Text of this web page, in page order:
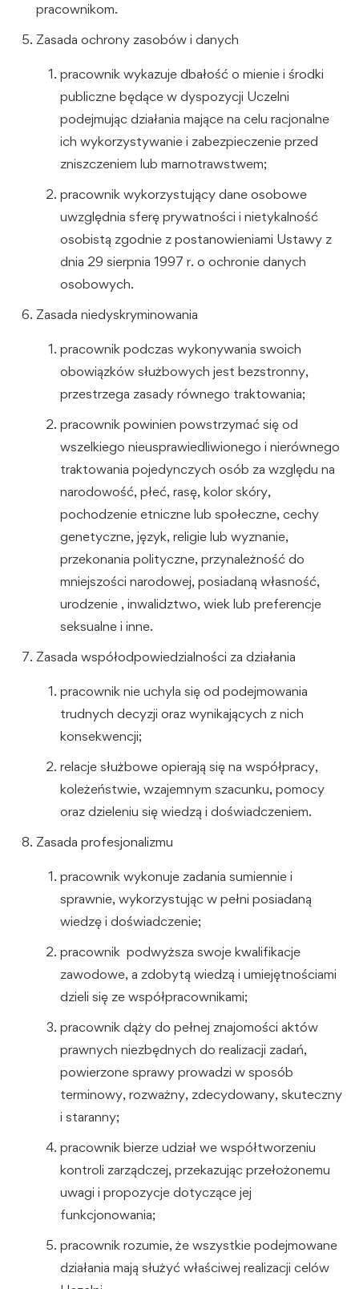
pracownikom.
Zasada ochrony zasobów i danych
pracownik wykazuje dbałość o mienie i środki
publiczne będące w dyspozycji Uczelni
podejmując działania mające na celu racjonalne
ich wykorzystywanie i zabezpieczenie przed
zniszczeniem lub marnotrawstwem;
pracownik wykorzystujący dane osobowe
uwzględnia sferę prywatności i nietykalność
osobistą zgodnie z postanowieniami Ustawy z
dnia 29 sierpnia 1997 r. o ochronie danych
osobowych.
Zasada niedyskryminowania
pracownik podczas wykonywania swoich
obowiązków służbowych jest bezstronny,
przestrzega zasady równego traktowania;
pracownik powinien powstrzymać się od
wszelkiego nieusprawiedliwionego i nierównego
traktowania pojedynczych osób za względu na
narodowość, płeć, rasę, kolor skóry,
pochodzenie etniczne lub społeczne, cechy
genetyczne, język, religie lub wyznanie,
przekonania polityczne, przynależność do
mniejszości narodowej, posiadaną własność,
urodzenie , inwalidztwo, wiek lub preferencje
seksualne i inne.
Zasada współodpowiedzialności za działania
pracownik nie uchyla się od podejmowania
trudnych decyzji oraz wynikających z nich
konsekwencji;
relacje służbowe opierają się na współpracy,
koleżeństwie, wzajemnym szacunku, pomocy
oraz dzieleniu się wiedzą i doświadczeniem.
Zasada profesjonalizmu
pracownik wykonuje zadania sumiennie i
sprawnie, wykorzystując w pełni posiadaną
wiedzę i doświadczenie;
pracownik podwyższa swoje kwalifikacje
zawodowe, a zdobytą wiedzą i umiejętnościami
dzieli się ze współpracownikami;
pracownik dąży do pełnej znajomości aktów
prawnych niezbędnych do realizacji zadań,
powierzone sprawy prowadzi w sposób
terminowy, rozważny, zdecydowany, skuteczny
i staranny;
pracownik bierze udział we współtworzeniu
kontroli zarządczej, przekazując przełożonemu
uwagi i propozycje dotyczące jej
funkcjonowania;
pracownik rozumie, że wszystkie podejmowane
działania mają służyć właściwej realizacji celów